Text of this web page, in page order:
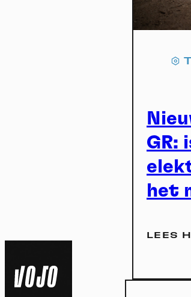
GR:
het
LEES